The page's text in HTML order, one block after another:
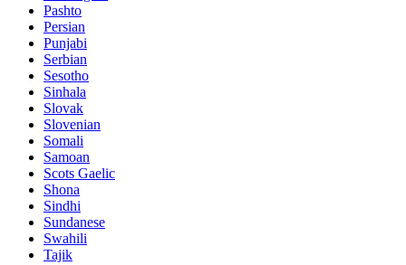
Pashto
Persian
Punjabi
Serbian
Sesotho
Sinhala
Slovak
Slovenian
Somali
Samoan
Scots Gaelic
Shona
Sindhi
Sundanese
Swahili
Tajik